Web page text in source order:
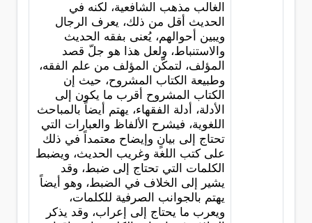
الغالب مذهب الشافعية، لكنه في
الحديث أقل من ذلك، يعرف الرجال
ويبين أحوالهم، يُعنى بفقه الحديث
والاستنباط، ولعل هذا هو جلّ قصد
المؤلف، لتمكّن المؤلف من علم الفقه،
وطبيعة الكتاب المشروح، حيث إن
الكتاب المشروح أقرب ما يكون إلى
الأدلة، أدلة الفقهاء، يهتم أيضاً بالمباحث
اللغوية، فيشرح الألفاظ والعبارات التي
تحتاج إلى بيانٍ وإيضاح معتمداً في ذلك
على كتب اللغة وغريب الحديث، ويضبط
الكلمات التي تحتاج إلى ضبط، وقد
يشير إلى الخلاف في الضبط، وهو أيضاً
يهتم بالجوانب الصرفية للكلمات،
ويعرب ما يحتاج إلى إعراب، وقد يذكر